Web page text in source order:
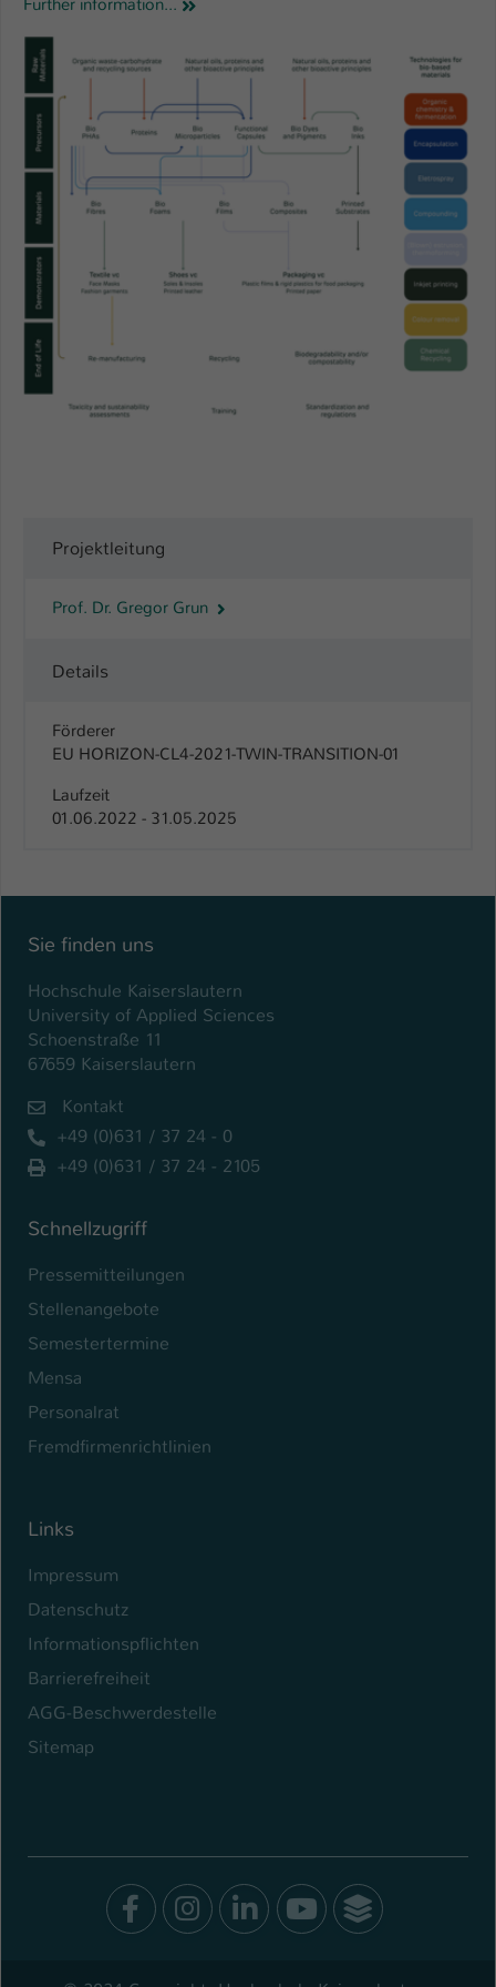
Further information...
Projektleitung
Prof. Dr. Gregor Grun
Details
Förderer
EU HORIZON-CL4-2021-TWIN-TRANSITION-01
Laufzeit
01.06.2022 - 31.05.2025
Sie finden uns
Hochschule Kaiserslautern
University of Applied Sciences
Schoenstraße 11
67659 Kaiserslautern
Kontakt
+49 (0)631 / 37 24 - 0
+49 (0)631 / 37 24 - 2105
Schnellzugriff
Pressemitteilungen
Stellenangebote
Semestertermine
Mensa
Personalrat
Fremdfirmenrichtlinien
Links
Impressum
Datenschutz
Informationspflichten
Barrierefreiheit
AGG-Beschwerdestelle
Sitemap
Facebook
Instagram
LinkedIn
Youtube
Zweck
Einstellungen. Unter anderem eine zufällig
Speicherung Ihrer vorgenommen
Einstellungen, falls der Webseiten-
Betreiber dies eingestellt hat.
Name fe_typo_user / PHPSESSID
Anbieter
Laufzeit 1 Woche
Zweck
Dieses Cookie ist ein Standard-Session-
Cookie von TYPO3. Es speichert im Fall
eines Intranet-Logins die Session-ID. So
wiedererkannt werden und es wird ihm
zu verwalten.